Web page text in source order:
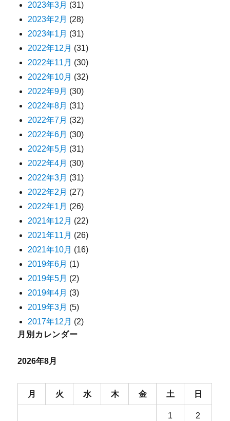
2023年3月 (31)
2023年2月 (28)
2023年1月 (31)
2022年12月 (31)
2022年11月 (30)
2022年10月 (32)
2022年9月 (30)
2022年8月 (31)
2022年7月 (32)
2022年6月 (30)
2022年5月 (31)
2022年4月 (30)
2022年3月 (31)
2022年2月 (27)
2022年1月 (26)
2021年12月 (22)
2021年11月 (26)
2021年10月 (16)
2019年6月 (1)
2019年5月 (2)
2019年4月 (3)
2019年3月 (5)
2017年12月 (2)
月別カレンダー
2026年8月
月 火 水 木 金 土 日
1 2